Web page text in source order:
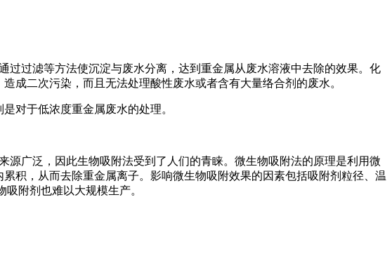
过滤等方法使沉淀与废水分离，达到重金属从废水溶液中去除的效果。化
成二次污染，而且无法处理酸性废水或者含有大量络合剂的废水。
对于低浓度重金属废水的处理。
广泛，因此生物吸附法受到了人们的青睐。微生物吸附法的原理是利用微
积，从而去除重金属离子。影响微生物吸附效果的因素包括吸附剂粒径、温
附剂也难以大规模生产。